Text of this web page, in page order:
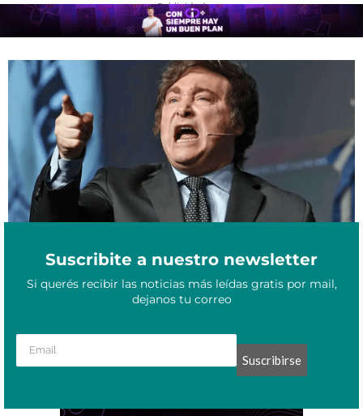
- Publicidad -
¿Milei tiene candidatos en Misiones? Las idas y vueltas de La
Libertad Avanza en la provincia
Agosto 4, 2023
Suscribite a nuestro newsletter
Si querés recibir las noticias más leídas gratis por mail,
dejanos tu correo
Suscribirse